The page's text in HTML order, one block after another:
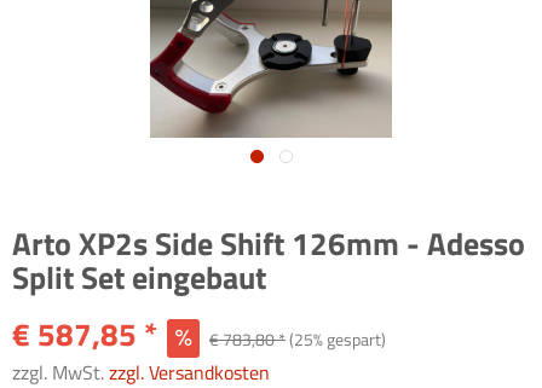
Arto XP2s Side Shift 126mm - Adesso
Split Set eingebaut
€ 587,85 *
€ 783,80 *(25% gespart)
zzgl. MwSt.zzgl. Versandkosten